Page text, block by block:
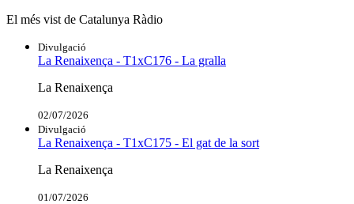
El més vist de Catalunya Ràdio
Divulgació
La Renaixença - T1xC176 - La gralla
La Renaixença
02/07/2026
Divulgació
La Renaixença - T1xC175 - El gat de la sort
La Renaixença
01/07/2026